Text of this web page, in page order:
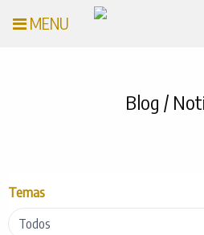
MENU
Blog /
Temas
Todos